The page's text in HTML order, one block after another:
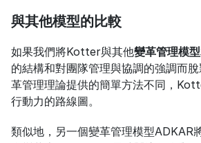
與其他模型的比較
如果我們將Kotter與其他變革管理模型
的結構和對團隊管理與協調的強調而
革管理理論提供的簡單方法不同，
行動力的路線圖。
類似地，另一個變革管理模型ADKAR